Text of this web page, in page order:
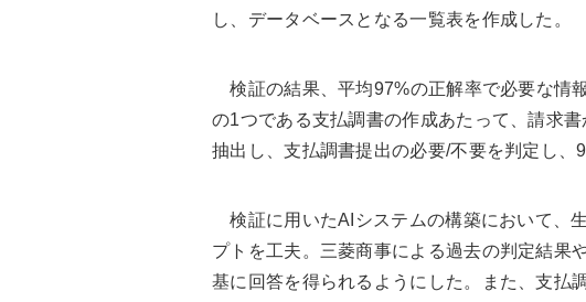
し、データベースとなる一覧表を作成した。
検証の結果、平均97%の正解率で必要な情
の1つである支払調書の作成あたって、請求
抽出し、支払調書提出の必要/不要を判定し、
検証に用いたAIシステムの構築において、
プトを工夫。三菱商事による過去の判定結果
基に回答を得られるようにした。また、支払